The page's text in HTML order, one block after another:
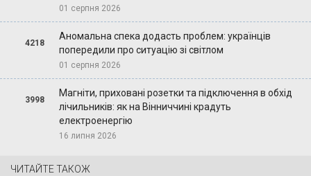
01 серпня 2026
4218
Аномальна спека додасть проблем: українців
попередили про ситуацію зі світлом
01 серпня 2026
3998
Магніти, приховані розетки та підключення в обхід
лічильників: як на Вінниччині крадуть
електроенергію
16 липня 2026
ЧИТАЙТЕ ТАКОЖ